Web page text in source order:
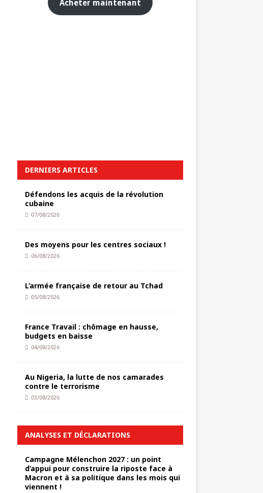
Acheter maintenant
DERNIERS ARTICLES
Défendons les acquis de la révolution
cubaine
07/08/2026
Des moyens pour les centres sociaux !
06/08/2026
L’armée française de retour au Tchad
05/08/2026
France Travail : chômage en hausse,
budgets en baisse
04/08/2026
Au Nigeria, la lutte de nos camarades
contre le terrorisme
03/08/2026
ANALYSES ET DÉCLARATIONS
Campagne Mélenchon 2027 : un point
d’appui pour construire la riposte face à
Macron et à sa politique dans les mois qui
viennent !